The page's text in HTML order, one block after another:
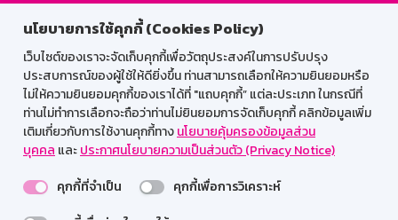
นโยบายการใช้คุกกี้ (Cookies Policy)
เว็บไซต์ของเราจะจัดเก็บคุกกี้เพื่อวัตถุประสงค์ในการปรับปรุง
ประสบการณ์ของผู้ใช้ให้ดียิ่งขึ้น ท่านสามารถเลือกให้ความยินยอมหรือ
ไม่ให้ความยินยอมคุกกี้ของเราได้ที่ "แถบคุกกี้” แต่ละประเภท ในกรณีที่
ท่านไม่ทำการเลือกจะถือว่าท่านไม่ยินยอมการจัดเก็บคุกกี้ คลิกข้อมูลเพิ่ม
เติมเกี่ยวกับการใช้งานคุกกี้ทางนโยบายคุ้มครองข้อมูลส่วน
บุคคล และประกาศนโยบายความเป็นส่วนตัว (Privacy Notice)
คุกกี้ที่จำเป็น
คุกกี้เพื่อการวิเคราะห์
GSB Society:
สำหรับพนักงาน
Web HR
GSB Wisdom
M-Search
เข้าสู่ระบบเน็ตเมล